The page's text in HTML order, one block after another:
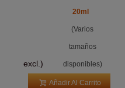
excl.)
20ml
(Varios
tamaños
disponibles)
Añadir Al Carrito